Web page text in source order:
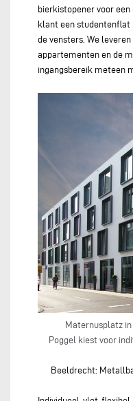
bierkistopener voor
klant een studentenflat
de vensters. We
appartementen en de
ingangsbereik meteen
Maternusplatz in
Poggel kiest voor
Beeldrecht: